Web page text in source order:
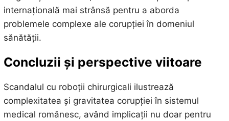
internațională mai strânsă pentru a aborda
problemele complexe ale corupției în domeniul
sănătății.
Concluzii și perspective viitoare
Scandalul cu roboții chirurgicali ilustrează
complexitatea și gravitatea corupției în sistemul
medical românesc, având implicații nu doar pentru